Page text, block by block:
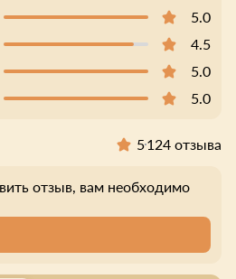
5.0
4.5
5.0
5.0
5124 отзыва
отзыв, вам необходимо